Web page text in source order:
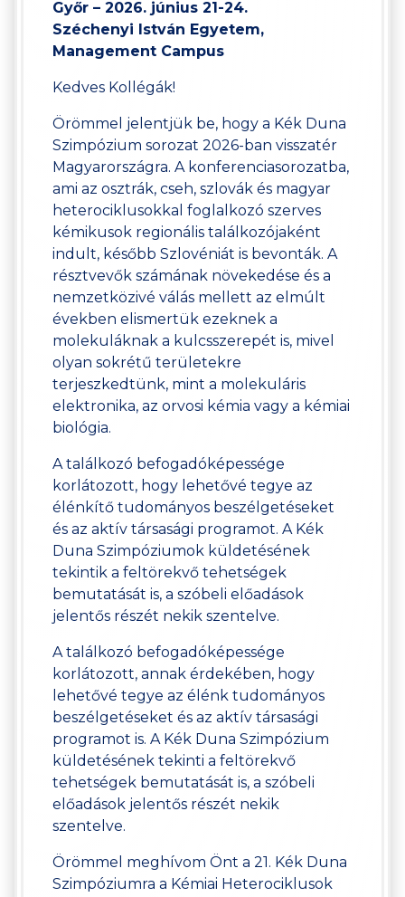
Győr – 2026. június 21-24.
Széchenyi István Egyetem,
Management Campus
Kedves Kollégák!
Örömmel jelentjük be, hogy a Kék Duna
Szimpózium sorozat 2026-ban visszatér
Magyarországra. A konferenciasorozatba,
ami az osztrák, cseh, szlovák és magyar
heterociklusokkal foglalkozó szerves
kémikusok regionális találkozójaként
indult, később Szlovéniát is bevonták. A
résztvevők számának növekedése és a
nemzetközivé válás mellett az elmúlt
években elismertük ezeknek a
molekuláknak a kulcsszerepét is, mivel
olyan sokrétű területekre
terjeszkedtünk, mint a molekuláris
elektronika, az orvosi kémia vagy a kémiai
biológia.
A találkozó befogadóképessége
korlátozott, hogy lehetővé tegye az
élénkítő tudományos beszélgetéseket
és az aktív társasági programot. A Kék
Duna Szimpóziumok küldetésének
tekintik a feltörekvő tehetségek
bemutatását is, a szóbeli előadások
jelentős részét nekik szentelve.
A találkozó befogadóképessége
korlátozott, annak érdekében, hogy
lehetővé tegye az élénk tudományos
beszélgetéseket és az aktív társasági
programot is. A Kék Duna Szimpózium
küldetésének tekinti a feltörekvő
tehetségek bemutatását is, a szóbeli
előadások jelentős részét nekik
szentelve.
Örömmel meghívom Önt a 21. Kék Duna
Szimpóziumra a Kémiai Heterociklusok